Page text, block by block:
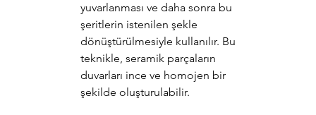
yuvarlanması ve daha sonra bu
şeritlerin istenilen şekle
dönüştürülmesiyle kullanılır. Bu
teknikle, seramik parçaların
duvarları ince ve homojen bir
şekilde oluşturulabilir.